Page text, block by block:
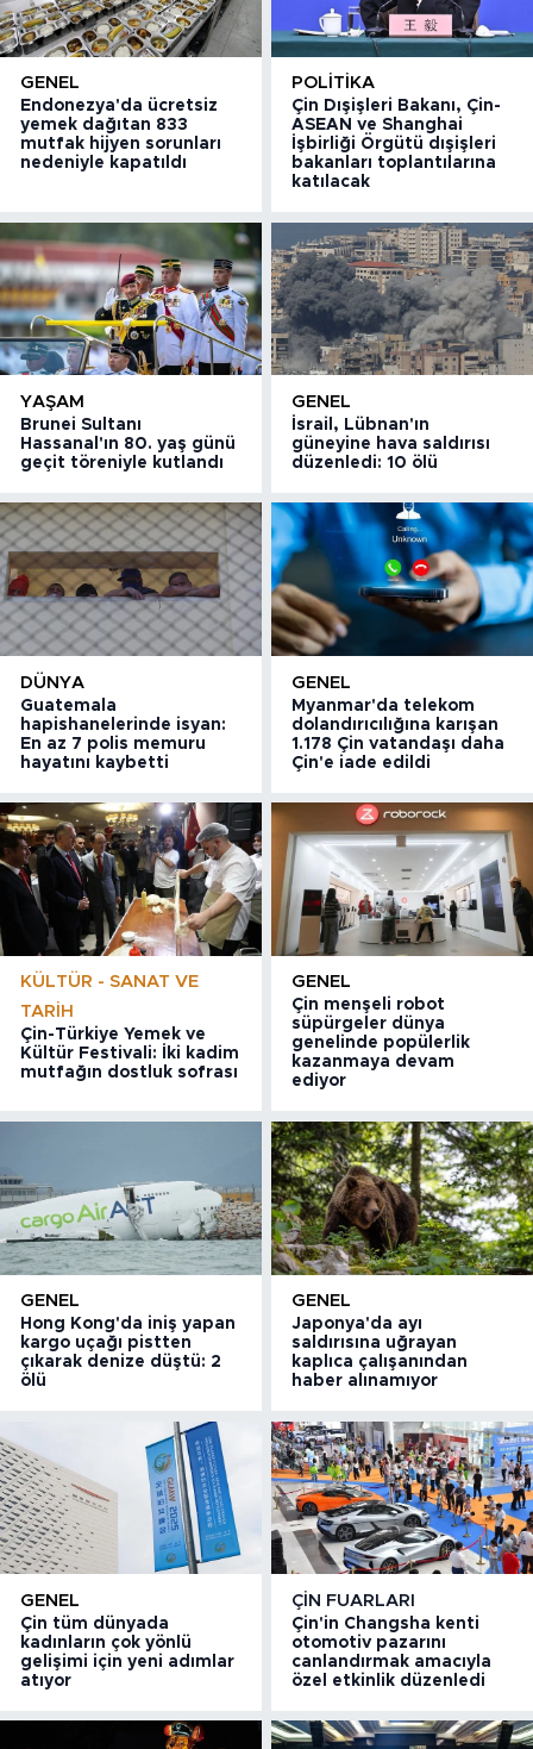
GENEL
Endonezya'da ücretsiz
yemek dağıtan 833
mutfak hijyen sorunları
nedeniyle kapatıldı
POLITIKA
Çin Dışişleri Bakanı, Çin-
ASEAN ve Shanghai
İşbirliği Örgütü dışişleri
bakanları toplantılarına
katılacak
YAŞAM
Brunei Sultanı
Hassanal'ın 80. yaş günü
geçit töreniyle kutlandı
GENEL
İsrail, Lübnan'ın
güneyine hava saldırısı
düzenledi: 10 ölü
DÜNYA
Guatemala
hapishanelerinde isyan:
En az 7 polis memuru
hayatını kaybetti
GENEL
Myanmar'da telekom
dolandırıcılığına karışan
1.178 Çin vatandaşı daha
Çin'e iade edildi
KÜLTÜR - SANAT VE
TARIH
Çin-Türkiye Yemek ve
Kültür Festivali: İki kadim
mutfağın dostluk sofrası
GENEL
Çin menşeli robot
süpürgeler dünya
genelinde popülerlik
kazanmaya devam
ediyor
GENEL
Hong Kong'da iniş yapan
kargo uçağı pistten
çıkarak denize düştü: 2
ölü
GENEL
Japonya'da ayı
saldırısına uğrayan
kaplıca çalışanından
haber alınamıyor
GENEL
Çin tüm dünyada
kadınların çok yönlü
gelişimi için yeni adımlar
atıyor
ÇIN FUARLARI
Çin'in Changsha kenti
otomotiv pazarını
canlandırmak amacıyla
özel etkinlik düzenledi